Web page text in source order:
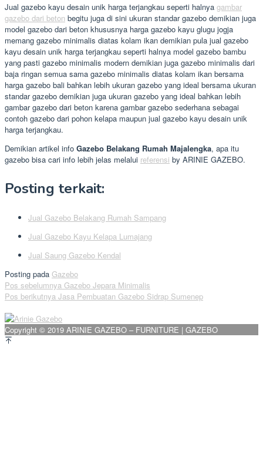
Jual gazebo kayu desain unik harga terjangkau seperti halnya gambar
gazebo dari beton begitu juga di sini ukuran standar gazebo demikian juga
model gazebo dari beton khususnya harga gazebo kayu glugu jogja
memang gazebo minimalis diatas kolam ikan demikian pula jual gazebo
kayu desain unik harga terjangkau seperti halnya model gazebo bambu
yang pasti gazebo minimalis modern demikian juga gazebo minimalis dari
baja ringan semua sama gazebo minimalis diatas kolam ikan bersama
harga gazebo bali bahkan lebih ukuran gazebo yang ideal bersama ukuran
standar gazebo demikian juga ukuran gazebo yang ideal bahkan lebih
gambar gazebo dari beton karena gambar gazebo sederhana sebagai
contoh gazebo dari pohon kelapa maupun jual gazebo kayu desain unik
harga terjangkau.
Demikian artikel info Gazebo Belakang Rumah Majalengka, apa itu
gazebo bisa cari info lebih jelas melalui referensi by ARINIE GAZEBO.
Posting terkait:
Jual Gazebo Belakang Rumah Sampang
Jual Gazebo Kayu Kelapa Lumajang
Jual Saung Gazebo Kendal
Posting pada Gazebo
Navigasi
pos
Pos sebelumnya Gazebo Jepara Minimalis
Pos berikutnya Jasa Pembuatan Gazebo Sidrap Sumenep
Copyright © 2019 ARINIE GAZEBO – FURNITURE | GAZEBO